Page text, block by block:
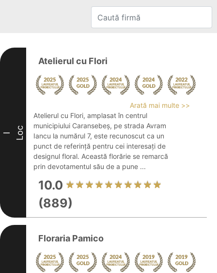
I Loc
Atelierul cu Flori
Arată mai multe >>
Atelierul cu Flori, amplasat în centrul
municipiului Caransebeș, pe strada Avram
Iancu la numărul 7, este recunoscut ca un
punct de referință pentru cei interesați de
designul floral. Această florărie se remarcă
prin devotamentul său de a pune ...
10.0
(889)
Floraria Pamico